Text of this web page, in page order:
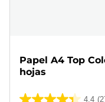
Papel A4 Top
hojas
4.4